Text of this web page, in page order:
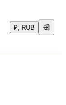
₽, RUB